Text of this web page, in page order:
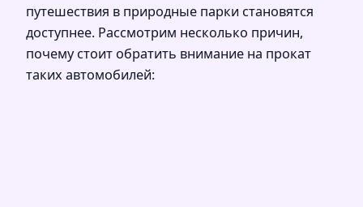
путешествия в природные парки становятся
доступнее. Рассмотрим несколько причин,
почему стоит обратить внимание на прокат
таких автомобилей: